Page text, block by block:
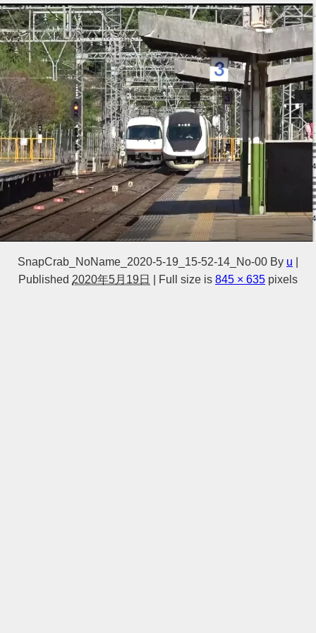
SnapCrab_NoName_2020-5-19_15-52-14_No-00 By u |
Published 2020年5月19日 | Full size is 845 × 635 pixels